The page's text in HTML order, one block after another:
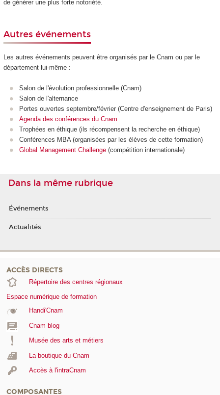
de générer une plus forte notoriété.
Autres événements
Les autres événements peuvent être organisés par le Cnam ou par le
département lui-même :
Salon de l'évolution professionnelle (Cnam)
Salon de l'alternance
Portes ouvertes septembre/février (Centre d'enseignement de Paris)
Agenda des conférences du Cnam
Trophées en éthique (ils récompensent la recherche en éthique)
Conférences MBA (organisées par les élèves de cette formation)
Global Management Challenge (compétition internationale)
Dans la même rubrique
Événements
Actualités
ACCÈS DIRECTS
Répertoire des centres régionaux
Espace numérique de formation
Handi'Cnam
Cnam blog
Musée des arts et métiers
La boutique du Cnam
Accès à l'intraCnam
COMPOSANTES